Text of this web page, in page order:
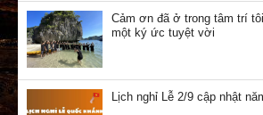
Cảm ơn đã ở trong tâm trí
một ký ức tuyệt vời
Lịch nghỉ Lễ 2/9 cập nhật